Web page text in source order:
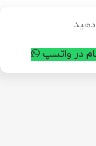
دهید.
در واتسپ